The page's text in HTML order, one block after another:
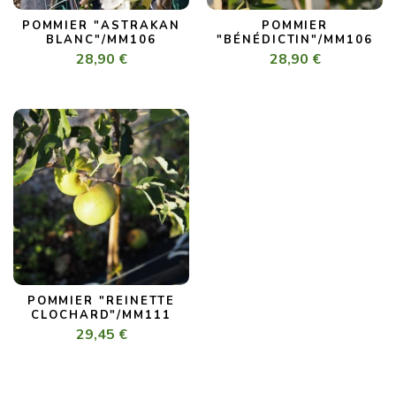
POMMIER "ASTRAKAN
BLANC"/MM106
28,90 €
POMMIER
"BÉNÉDICTIN"/MM106
28,90 €
POMMIER "REINETTE
CLOCHARD"/MM111
29,45 €